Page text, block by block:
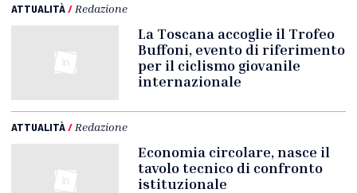
ATTUALITÀ/ Redazione
La Toscana accoglie il Trofeo
Buffoni, evento di riferimento
per il ciclismo giovanile
internazionale
ATTUALITÀ/ Redazione
Economia circolare, nasce il
tavolo tecnico di confronto
istituzionale